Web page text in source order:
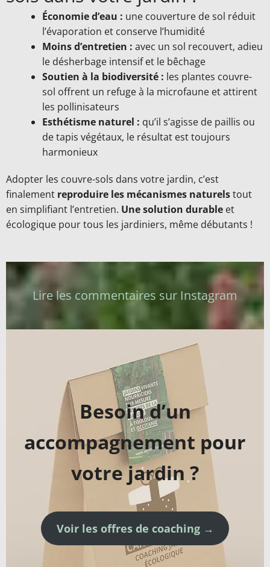
Économie d’eau : une couverture de sol réduit
l’évaporation et conserve l’humidité
Moins d’entretien : avec un sol recouvert, adieu
le désherbage intensif et le bêchage
Soutien à la biodiversité : les plantes couvre-
sol offrent un refuge à la microfaune et attirent
les pollinisateurs
Esthétisme naturel : qu’il s’agisse de paillis ou
de tapis végétaux, le résultat est toujours
harmonieux
Adopter les couvre-sols dans votre jardin, c’est
finalement reproduire les mécanismes naturelstout
en simplifiant l’entretien. Une solution durable et
écologique pour tous les jardiniers, même débutants !
Lire les commentaires sur Instagram
Besoin d’un
accompagnement pour
votre jardin ?
Voir les offres de coaching →